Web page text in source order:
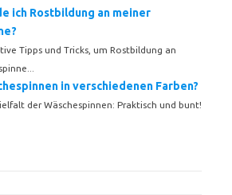
ich Rostbildung an meiner
Tipps und Tricks, um Rostbildung an
in verschiedenen Farben?
der Wäschespinnen: Praktisch und bunt!